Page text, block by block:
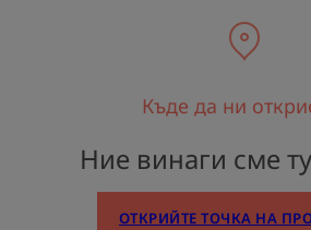
Къде да ни
Ние винаги сме
OТКРИЙТЕ ТОЧКА НА